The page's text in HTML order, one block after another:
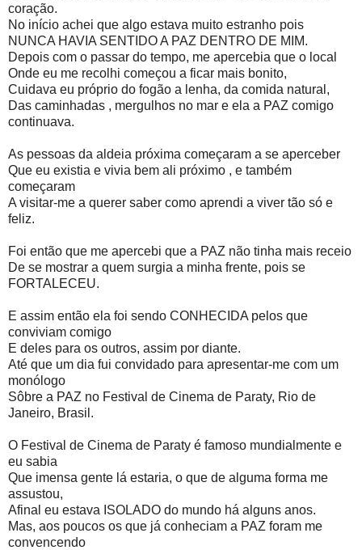
coração.
No início achei que algo estava muito estranho pois
NUNCA HAVIA SENTIDO A PAZ DENTRO DE MIM.
Depois com o passar do tempo, me apercebia que o local
Onde eu me recolhi começou a ficar mais bonito,
Cuidava eu próprio do fogão a lenha, da comida natural,
Das caminhadas , mergulhos no mar e ela a PAZ comigo
continuava.
As pessoas da aldeia próxima começaram a se aperceber
Que eu existia e vivia bem ali próximo , e também
começaram
A visitar-me a querer saber como aprendi a viver tão só e
feliz.
Foi então que me apercebi que a PAZ não tinha mais receio
De se mostrar a quem surgia a minha frente, pois se
FORTALECEU.
E assim então ela foi sendo CONHECIDA pelos que
conviviam comigo
E deles para os outros, assim por diante.
Até que um dia fui convidado para apresentar-me com um
monólogo
Sôbre a PAZ no Festival de Cinema de Paraty, Rio de
Janeiro, Brasil.
O Festival de Cinema de Paraty é famoso mundialmente e
eu sabia
Que imensa gente lá estaria, o que de alguma forma me
assustou,
Afinal eu estava ISOLADO do mundo há alguns anos.
Mas, aos poucos os que já conheciam a PAZ foram me
convencendo